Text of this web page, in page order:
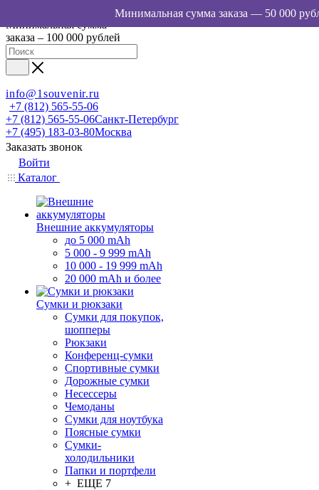
Минимальная сумма
заказа – 100 000 рублей
info@1souvenir.ru
+7 (812) 565-55-06
+7 (812) 565-55-06Санкт-Петербург
+7 (495) 183-03-80Москва
Заказать звонок
Войти
Каталог
Внешние аккумуляторы
до 5 000 mAh
5 000 - 9 999 mAh
10 000 - 19 999 mAh
20 000 mAh и более
Сумки и рюкзаки
Сумки для покупок,
шопперы
Рюкзаки
Конференц-сумки
Спортивные сумки
Дорожные сумки
Несессеры
Чемоданы
Сумки для ноутбука
Поясные сумки
Сумки-
холодильники
Папки и портфели
+ ЕЩЕ 7